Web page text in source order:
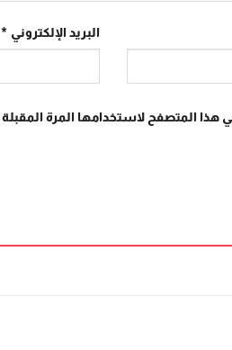
البريد الإلكتروني *
هذا المتصفح لاستخدامها المرة